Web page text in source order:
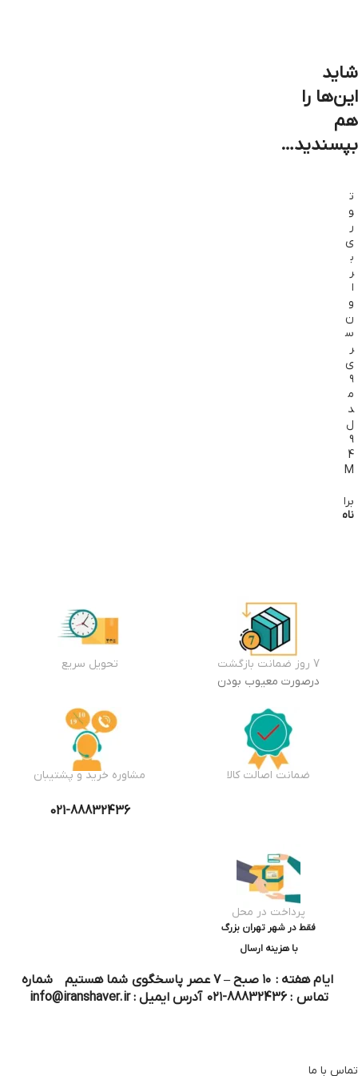
شاید
این‌ها را
هم
بپسندید…
ت
و
ر
ی
ب
ر
ا
و
ن
س
ر
ی
۹
م
د
ل
9
4
M
براون
ناموجود
7 روز ضمانت بازگشت
درصورت معیوب بودن
تحویل سریع
ضمانت اصالت کالا مشاوره خرید و پشتیبان
021-88832436
پرداخت در محل
فقط در شهر تهران بزرگ
با هزینه ارسال
ایام هفته : ۱۰ صبح – ۷ عصر پاسخگوی شما هستیم شماره
تماس : 88832436-۰۲۱ آدرس ایمیل : info@iranshaver.ir
تماس با ما